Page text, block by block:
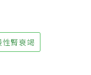
性腎衰竭